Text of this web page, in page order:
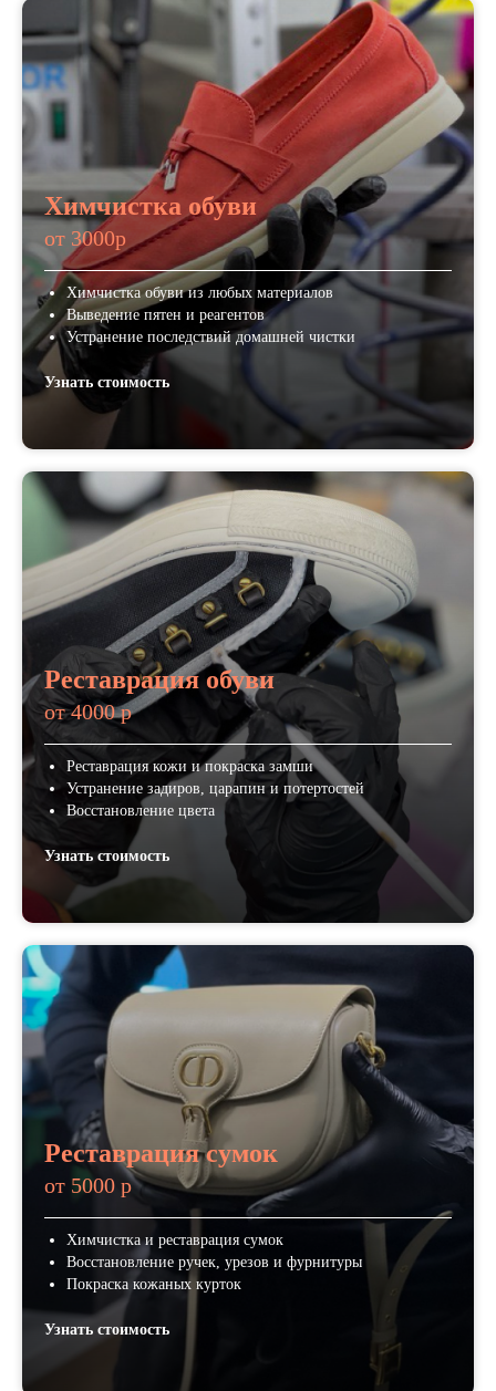
Химчистка обуви
от 3000р
Химчистка обуви из любых материалов
Выведение пятен и реагентов
Устранение последствий домашней чистки
Узнать стоимость
Реставрация обуви
от 4000 р
Реставрация кожи и покраска замши
Устранение задиров, царапин и потертостей
Восстановление цвета
Узнать стоимость
Реставрация сумок
от 5000 р
Химчистка и реставрация сумок
Восстановление ручек, урезов и фурнитуры
Покраска кожаных курток
Узнать стоимость